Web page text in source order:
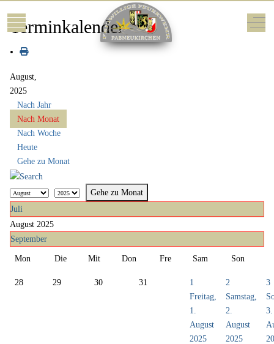
Mobile Menu Toggle Off-
Terminkalender
August,
2025
Nach Jahr
Nach Monat
Nach Woche
Heute
Gehe zu Monat
Gehe zu Monat
Juli
August 2025
September
Mon Die Mit Don Fre Sam Son
28 29 30 31
1
Freitag,
1.
August
2025
2
Samstag,
2.
August
2025
3
3.